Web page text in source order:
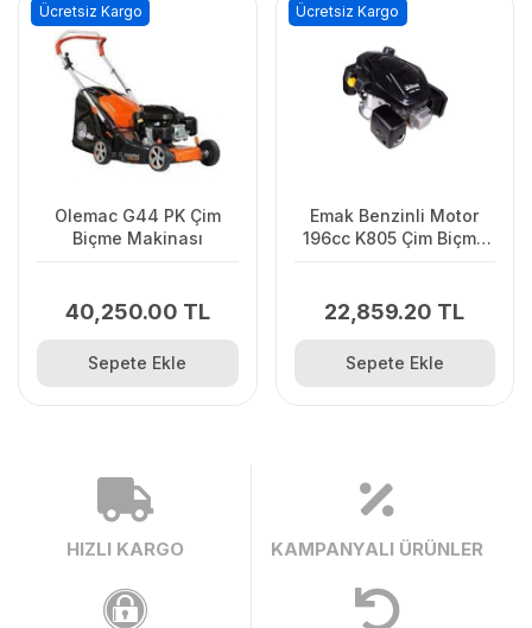
Olemac G44 PK Çim
Biçme Makinası
40,250.00 TL
Ücretsiz Kargo
Sepete Ekle
Emak Benzinli Motor
196cc K805 Çim Biçme
22,859.20 TL
Ücretsiz Kargo
Sepete Ekle
HIZLI KARGO KAMPANYALI ÜRÜNLER